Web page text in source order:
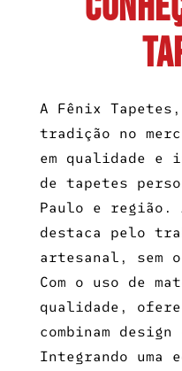
A Fênix
tradição no
em qualidade e
de tapetes
Paulo e região.
destaca pelo
artesanal, sem
Com o uso de
qualidade,
combinam
Integrando uma